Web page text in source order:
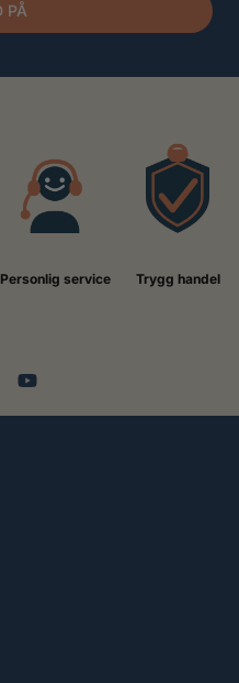
PÅ
Personlig service Trygg handel